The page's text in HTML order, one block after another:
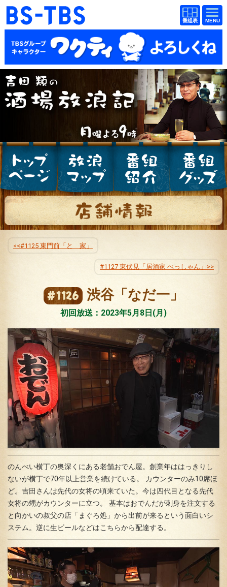
BS-TBS
番組
表
BS-TBS
番組
表
ドラマ 映画
紀行 報道
教養 スポーツ
音楽 エンタメ
ファンクラブ
検索
視聴方法 4K放送
イベント ショッピング
公式SNS プレゼント
ご意見・ご感想
#1125 東門前「とゝ家」
#1127 東伏見「居酒家 べっしゃん」
#1126 渋谷「なだ一」
初回放送：2023年5月8日(月)
のんべい横丁の奥深くにある老舗おでん屋。創業年ははっきりし
ないが横丁で70年以上営業を続けている。 カウンターのみ10席ほ
ど。吉田さんは先代の女将の頃来ていた。今は四代目となる先代
女将の甥がカウンターに立つ。 基本はおでんだが刺身を注文する
と向かいの叔父の店「まぐろ処」から出前が来るという面白いシ
ステム。逆に生ビールなどはこちらから配達する。